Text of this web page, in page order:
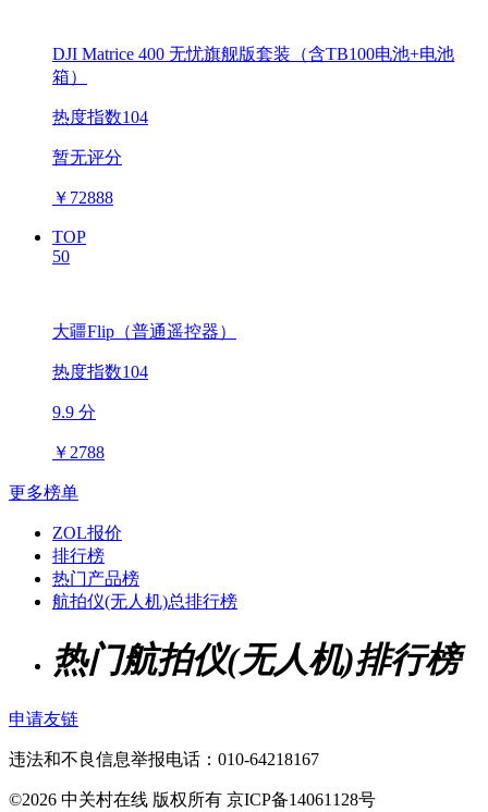
DJI Matrice 400 无忧旗舰版套装（含TB100电池+电池
箱）
热度指数104
暂无评分
￥ 72888
TOP
50
大疆Flip（普通遥控器）
热度指数104
9.9 分
￥ 2788
更多榜单
ZOL报价
排行榜
热门产品榜
航拍仪(无人机)总排行榜
热门航拍仪(无人机)排行榜
申请友链
违法和不良信息举报电话：010-64218167
©2026 中关村在线 版权所有 京ICP备14061128号